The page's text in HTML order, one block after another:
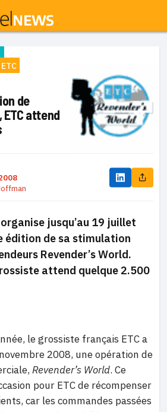
ETC
de
ETC attend
jusqu’au 19 juillet
édition de sa stimulation
Revender’s World.
attend quelque 2.500
le grossiste français ETC a
2008, une opération de
Revender’s World. Ce
pour ETC de récompenser
car les commandes passées